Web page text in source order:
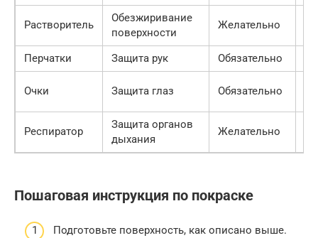
Растворитель
Обезжиривание
поверхности
Желательно
Перчатки
Защита рук Обязательно
Очки Защита глаз Обязательно
Респиратор
Защита органов
дыхания
Желательно
Пошаговая инструкция по покраске
Подготовьте поверхность, как описано выше.